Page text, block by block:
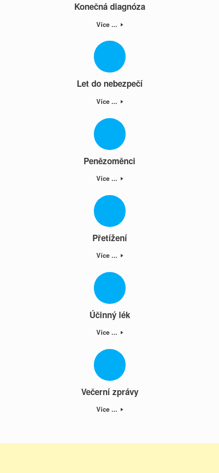
Konečná diagnóza
Více ...
Let do nebezpečí
Více ...
Penězoměnci
Více ...
Přetížení
Více ...
Účinný lék
Více ...
Večerní zprávy
Více ...